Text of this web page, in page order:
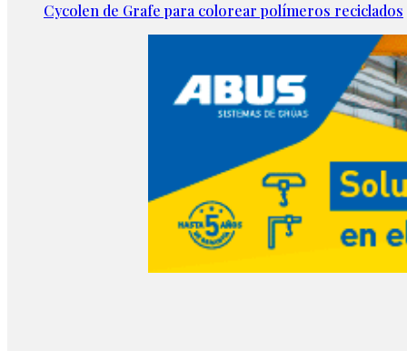
Cycolen de Grafe para colorear polímeros reciclados